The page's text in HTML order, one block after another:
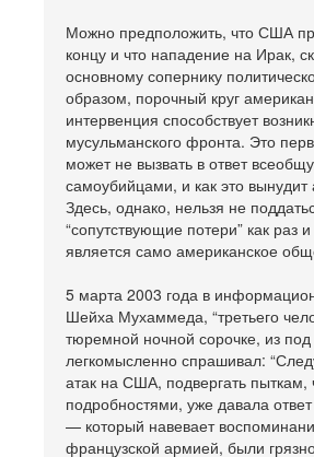
Можно предположить, что США
концу и что нападение на Ирак,
основному сопернику
образом, порочный круг
интервенция способствует
мусульманского фронта. Это
может не вызвать в ответ
самоубийцами, и как это вынудит
Здесь, однако, нельзя не
“сопутствующие потери” как
является само американское
5 марта 2003 года в
Шейха Мухаммеда, “третьего
тюремной ночной сорочке, из
легкомысленно спрашивал:
атак на США, подвергать пыткам,
подробностями, уже давала
— который навевает
французской армией, были